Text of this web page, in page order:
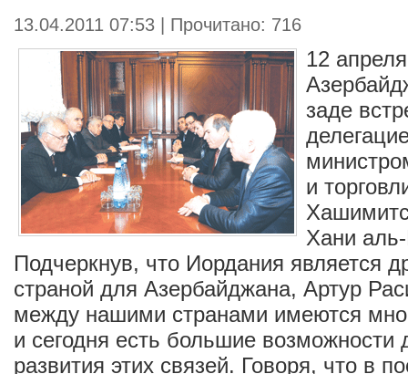
13.04.2011 07:53 | Прочитано: 716
12
заде
и
Хани
Подчеркнув, что Иордания является
страной для Азербайджана, Артур
между нашими странами имеются
и сегодня есть большие возможности
развития этих связей. Говоря, что в